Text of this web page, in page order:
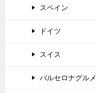
スペイン
ドイツ
スイス
バルセロナグルメ